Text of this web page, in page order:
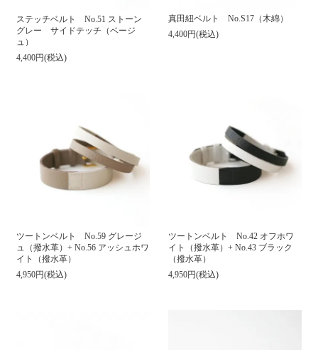
ステッチベルト No.51 ストーン
グレー サイドテッチ（ベージ
ュ）
4,400円(税込)
真田紐ベルト No.S17（木綿）
4,400円(税込)
ツートンベルト No.59 グレージ
ュ（撥水革）+ No.56 アッシュホワ
イト（撥水革）
4,950円(税込)
ツートンベルト No.42 オフホワ
イト（撥水革）+ No.43 ブラック
（撥水革）
4,950円(税込)